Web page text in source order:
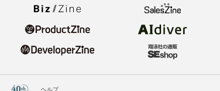
ヘルプ